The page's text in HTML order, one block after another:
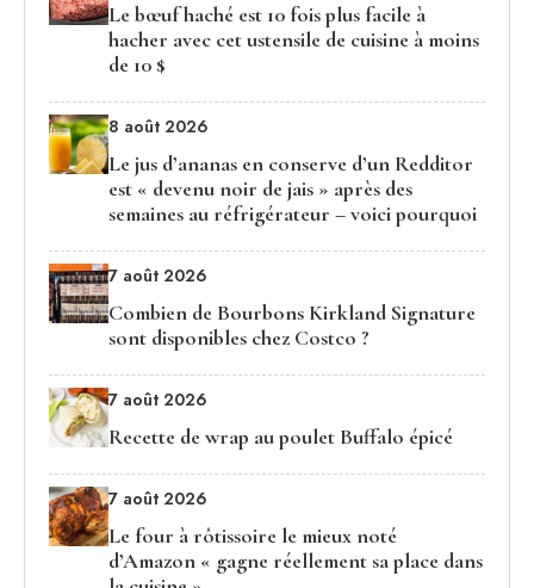
Le bœuf haché est 10 fois plus facile à
hacher avec cet ustensile de cuisine à moins
de 10 $
8 août 2026
Le jus d’ananas en conserve d’un Redditor
est « devenu noir de jais » après des
semaines au réfrigérateur – voici pourquoi
7 août 2026
Combien de Bourbons Kirkland Signature
sont disponibles chez Costco ?
7 août 2026
Recette de wrap au poulet Buffalo épicé
7 août 2026
Le four à rôtissoire le mieux noté
d’Amazon « gagne réellement sa place dans